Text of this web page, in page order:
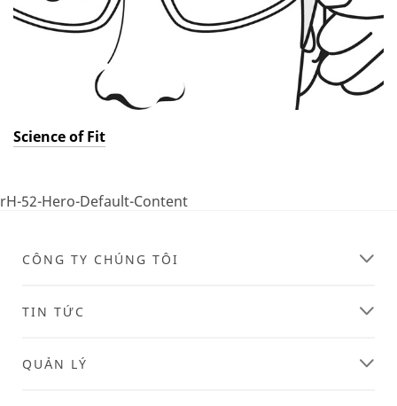
Science of Fit
rH-52-Hero-Default-Content
CÔNG TY CHÚNG TÔI
TIN TỨC
QUẢN LÝ